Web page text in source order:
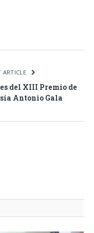
ARTICLE
del XIII Premio de
Antonio Gala